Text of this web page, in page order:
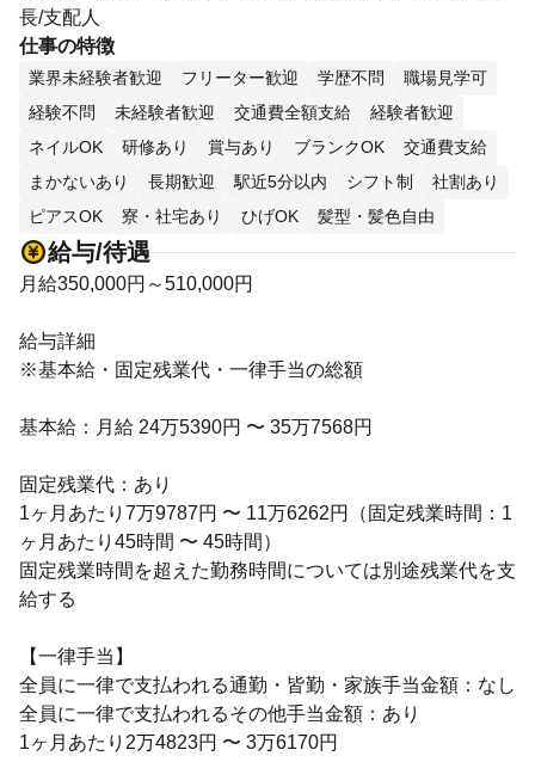
長/支配人
仕事の特徴
業界未経験者歓迎 フリーター歓迎 学歴不問
職場見学可
経験不問
未経験者歓迎 交通費全額支給
経験者歓迎
ネイルOK
研修あり 賞与あり ブランクOK
交通費支給
まかないあり
長期歓迎 駅近5分以内 シフト制
社割あり
ピアスOK
寮・社宅あり ひげOK 髪型・髪色自由
給与/待遇
月給350,000円～510,000円
給与詳細
※基本給・固定残業代・一律手当の総額
基本給：月給 24万5390円 〜 35万7568円
固定残業代：あり
1ヶ月あたり7万9787円 〜 11万6262円（固定残業時間：1
ヶ月あたり45時間 〜 45時間）
固定残業時間を超えた勤務時間については別途残業代を支
給する
【一律手当】
全員に一律で支払われる通勤・皆勤・家族手当金額：なし
全員に一律で支払われるその他手当金額：あり
1ヶ月あたり2万4823円 〜 3万6170円